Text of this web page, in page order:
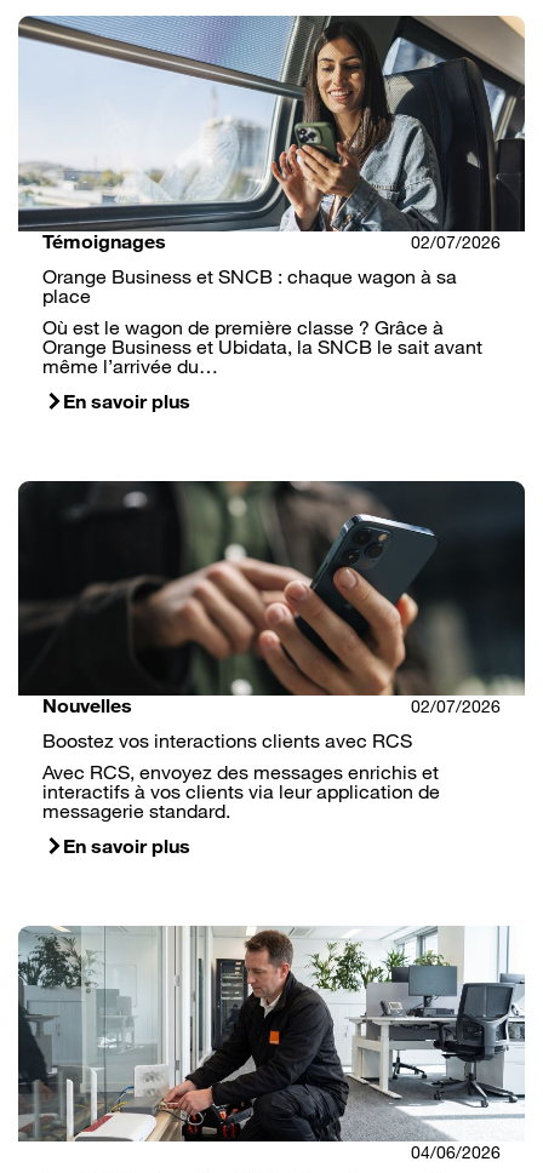
Témoignages 02/07/2026
Orange Business et SNCB : chaque wagon à sa
place
Où est le wagon de première classe ? Grâce à
Orange Business et Ubidata, la SNCB le sait avant
même l’arrivée du…
En savoir plus
Nouvelles 02/07/2026
Boostez vos interactions clients avec RCS
Avec RCS, envoyez des messages enrichis et
interactifs à vos clients via leur application de
messagerie standard.
En savoir plus
04/06/2026